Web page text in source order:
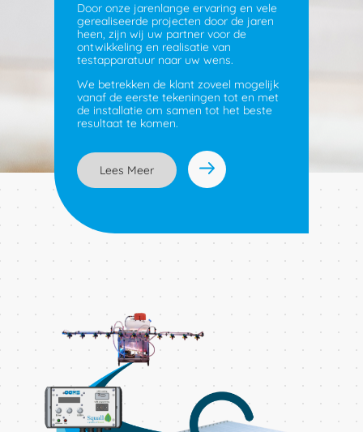
Door onze jarenlange ervaring en vele
gerealiseerde projecten door de jaren
heen, zijn wij uw partner voor de
ontwikkeling en realisatie van
testapparatuur naar uw wens.
We betrekken de klant zoveel mogelijk
vanaf de eerste tekeningen tot en met
de installatie om samen tot het beste
resultaat te komen.
Lees Meer